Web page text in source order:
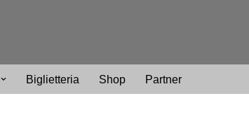
Biglietteria Shop Partner